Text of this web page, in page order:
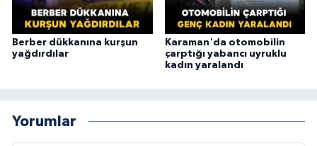
Berber dükkanına kurşun
yağdırdılar
Karaman'da otomobilin
çarptığı yabancı uyruklu
kadın yaralandı
Yorumlar